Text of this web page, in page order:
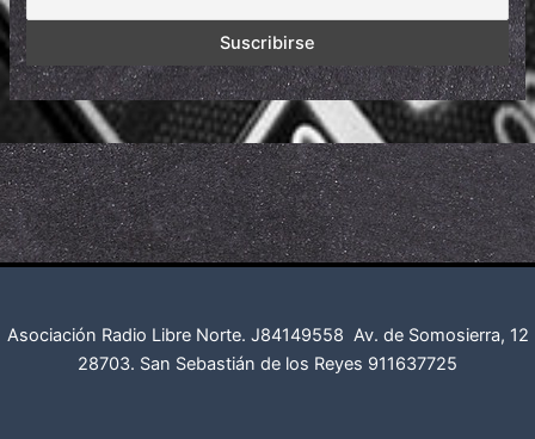
Asociación Radio Libre Norte. J84149558 Av. de Somosierra, 12
28703. San Sebastián de los Reyes 911637725